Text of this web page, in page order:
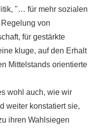
"… für mehr sozialen
von
für gestärkte
kluge, auf den Erhalt
Mittelstands orientierte
wohl auch, wie wir
weiter konstatiert sie,
ihren Wahlsiegen